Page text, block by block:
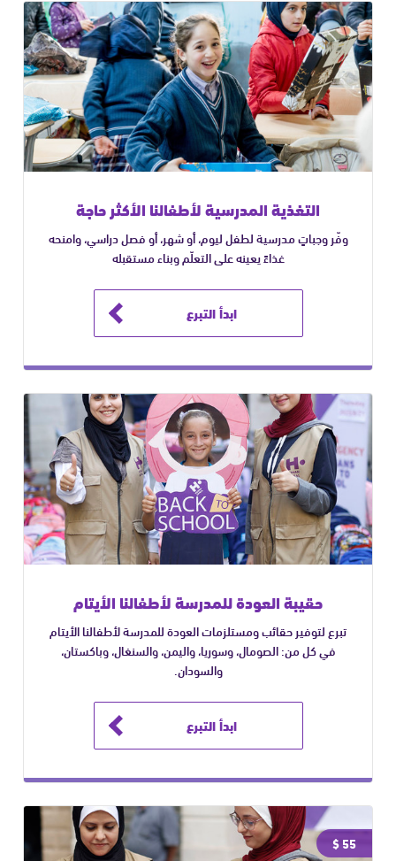
التغذية المدرسية لأطفالنا الأكثر حاجة
وفّر وجباتٍ مدرسية لطفل ليوم، أو شهر، أو فصل دراسي، وامنحه
غذاءً يعينه على التعلّم وبناء مستقبله
ابدأ التبرع
حقيبة العودة للمدرسة لأطفالنا الأيتام
تبرع لتوفير حقائب ومستلزمات العودة للمدرسة لأطفالنا الأيتام
في كل من: الصومال، وسوريا، واليمن، والسنغال، وباكستان،
والسودان.
ابدأ التبرع
55 $